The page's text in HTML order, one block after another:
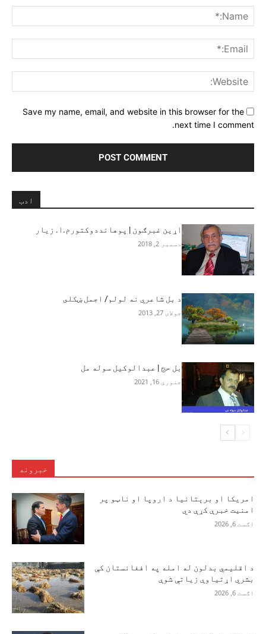
Save my name, email, and website in this browser for the
next time I comment.
ادب
اړین غبرګون | پوهانددوکتورم.ا. زيار
دسمبر 2, 2018
د بل شاعري نه لولم/ اجمل ښکلى
جولای 27, 2013
بل حج | عبدالوکیل سوله مل
جنوري 16, 2021
خبرونه
امریکا او برېتانیا د اروپا او ناټو پر
امنیت خبرې کړې دي
اګست 6, 2026
د اقلیمي بدلون له امله په افغانستان کې
بشري اړتیاوې زیاتې شوې
اګست 6, 2026